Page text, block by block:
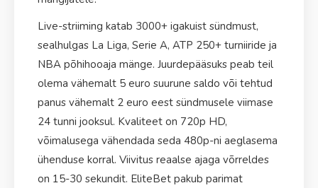
Live-striiming katab 3000+ igakuist sündmust,
sealhulgas La Liga, Serie A, ATP 250+ turniiride ja
NBA põhihooaja mänge. Juurdepääsuks peab teil
olema vähemalt 5 euro suurune saldo või tehtud
panus vähemalt 2 euro eest sündmusele viimase
24 tunni jooksul. Kvaliteet on 720p HD,
võimalusega vähendada seda 480p-ni aeglasema
ühenduse korral. Viivitus reaalse ajaga võrreldes
on 15-30 sekundit. EliteBet pakub parimat